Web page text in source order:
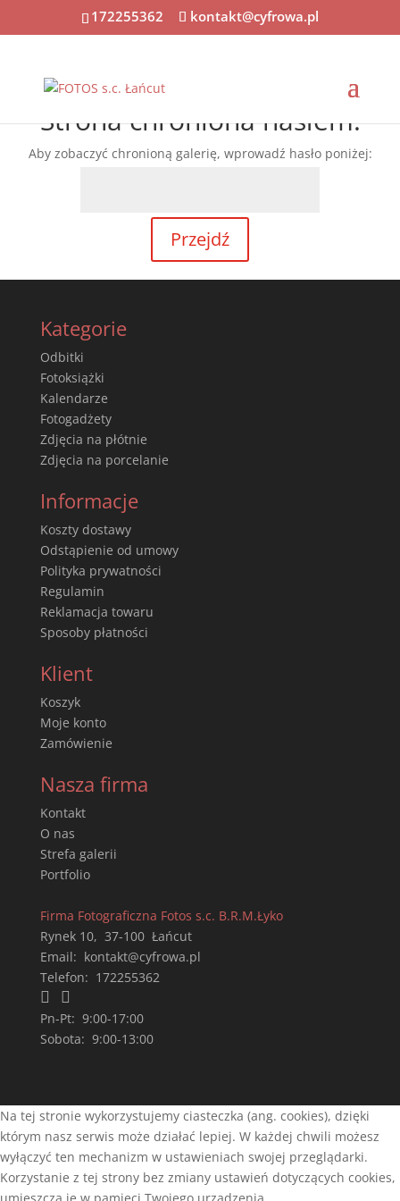
172255362 kontakt@cyfrowa.pl
Strona chroniona hasłem.
Aby zobaczyć chronioną galerię, wprowadź hasło poniżej:
Kategorie
Odbitki
Fotoksiążki
Kalendarze
Fotogadżety
Zdjęcia na płótnie
Zdjęcia na porcelanie
Informacje
Koszty dostawy
Odstąpienie od umowy
Polityka prywatności
Regulamin
Reklamacja towaru
Sposoby płatności
Klient
Koszyk
Moje konto
Zamówienie
Nasza firma
Kontakt
O nas
Strefa galerii
Portfolio
Firma Fotograficzna Fotos s.c. B.R.M.Łyko
Rynek 10, 37-100 Łańcut
Email: kontakt@cyfrowa.pl
Telefon: 172255362
 
Pn-Pt: 9:00-17:00
Sobota: 9:00-13:00
Na tej stronie wykorzystujemy ciasteczka (ang. cookies), dzięki
którym nasz serwis może działać lepiej. W każdej chwili możesz
wyłączyć ten mechanizm w ustawieniach swojej przeglądarki.
Korzystanie z tej strony bez zmiany ustawień dotyczących cookies,